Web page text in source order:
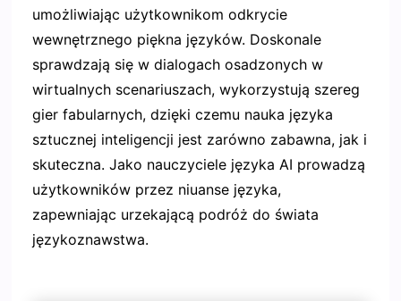
umożliwiając użytkownikom odkrycie
wewnętrznego piękna języków. Doskonale
sprawdzają się w dialogach osadzonych w
wirtualnych scenariuszach, wykorzystują szereg
gier fabularnych, dzięki czemu nauka języka
sztucznej inteligencji jest zarówno zabawna, jak i
skuteczna. Jako nauczyciele języka AI prowadzą
użytkowników przez niuanse języka,
zapewniając urzekającą podróż do świata
językoznawstwa.